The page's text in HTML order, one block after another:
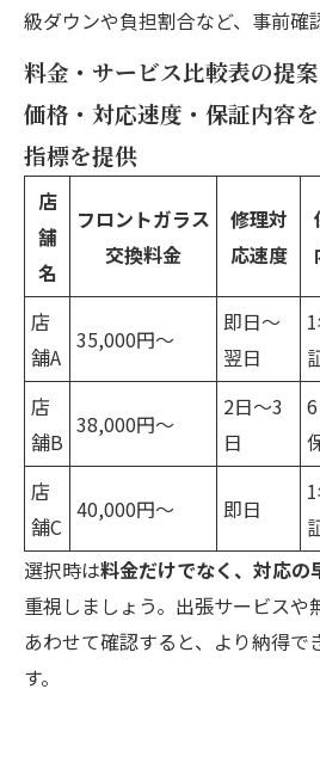
級ダウンや負担割合など、事前確
料金・サービス比較表の提
価格・対応速度・保証内容
指標を提供
店
舗
名
フロントガラス
交換料金
修理対
応速度
店
舗A
35,000円〜
即日〜
翌日
店
舗B
38,000円〜
2日〜3
日
店
舗C
40,000円〜 即日
選択時は料金だけでなく、対応の
重視しましょう。出張サービスや
あわせて確認すると、より納得で
す。